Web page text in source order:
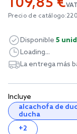
gallery
Precio de catálogo:
Incluye
alcachofa de
ducha
+2
Disponible 5
Loading...
La entrega más